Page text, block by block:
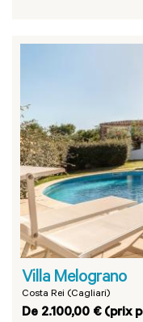
Villa Melograno
Costa Rei (Cagliari)
De 2.100,00 € (prix